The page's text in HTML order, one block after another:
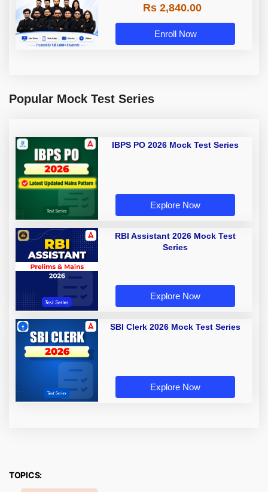
Rs 2,840.00
Enroll Now
Popular Mock Test Series
IBPS PO 2026 Mock Test Series
Explore Now
RBI Assistant 2026 Mock Test
Series
Explore Now
SBI Clerk 2026 Mock Test Series
Explore Now
TOPICS: